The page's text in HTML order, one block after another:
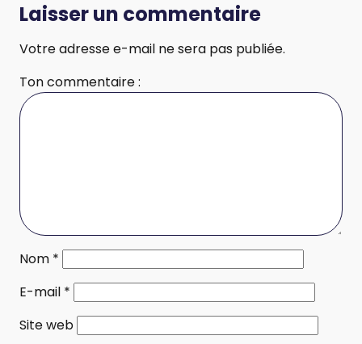
Laisser un commentaire
Votre adresse e-mail ne sera pas publiée.
Ton commentaire :
Nom *
E-mail *
Site web